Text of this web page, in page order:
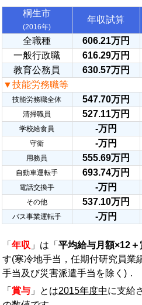
桐生市
(2016年)
年収試算
全職種 606.21万円
一般行政職
616.29万円
教育公務員
630.57万円
▼技能労務職等
技能労務職全体 547.70万円
清掃職員 527.11万円
学校給食員 -万円
守衛 -万円
用務員 555.69万円
自動車運転手 693.74万円
電話交換手 -万円
その他 537.10万円
バス事業運転手 -万円
「 年収 」は「 平均給与月額×12＋
す(寒冷地手当，任期付研究員業
手当及び災害派遣手当を除く)．
「 賞与 」とは2015年度中に支給